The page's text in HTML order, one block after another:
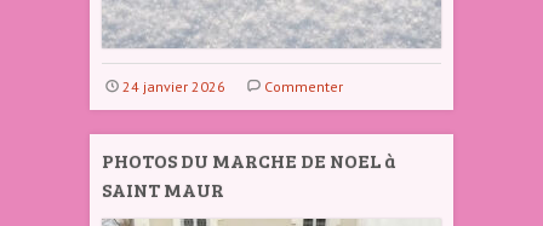
24 janvier 2026 Commenter
PHOTOS DU MARCHE DE NOEL à
SAINT MAUR